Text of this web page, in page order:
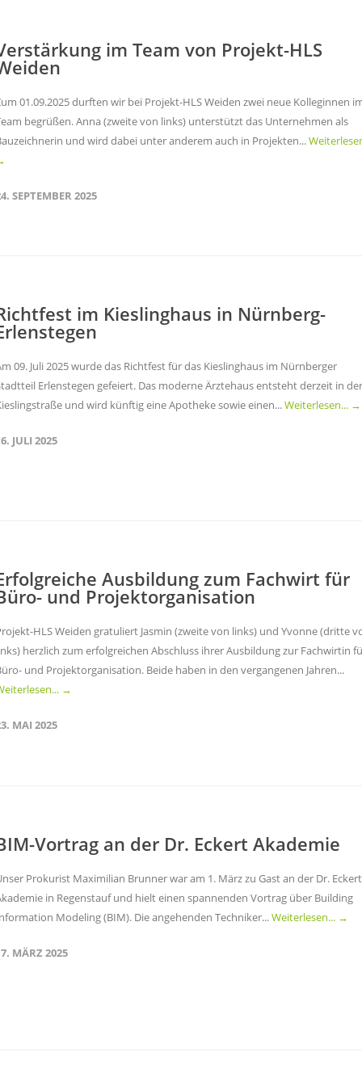
im Team von Projekt-HLS
01.09.2025 durften wir bei Projekt-HLS Weiden zwei neue Kolleginnen
begrüßen. Anna (zweite von links) unterstützt das Unternehmen als
und wird dabei unter anderem auch in Projekten...
SEPTEMBER 2025
im Kieslinghaus in Nürnberg-
09. Juli 2025 wurde das Richtfest für das Kieslinghaus im Nürnberger
Erlenstegen gefeiert. Das moderne Ärztehaus entsteht derzeit in der
und wird künftig eine Apotheke sowie einen...Weiterlesen... →
JULI 2025
Ausbildung zum Fachwirt für
und Projektorganisation
HLS Weiden gratuliert Jasmin (zweite von links) und Yvonne (dritte
herzlich zum erfolgreichen Abschluss ihrer Ausbildung zur Fachwirtin
und Projektorganisation. Beide haben in den vergangenen Jahren...
→
MAI 2025
Vortrag an der Dr. Eckert Akademie
Prokurist Maximilian Brunner war am 1. März zu Gast an der Dr. Eckert
in Regenstauf und hielt einen spannenden Vortrag über Building
Modeling (BIM). Die angehenden Techniker...Weiterlesen... →
MÄRZ 2025